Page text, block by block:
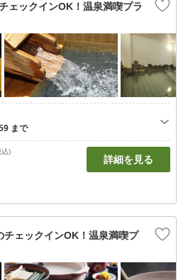
ェックインOK！温泉満喫プラ
込)
詳細を見る
チェックインOK！温泉満喫プ